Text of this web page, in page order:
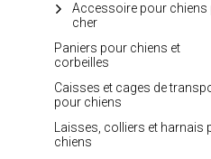
Accessoire pour chiens
cher
Paniers pour chiens et
corbeilles
Caisses et cages de
pour chiens
Laisses, colliers et harnais
chiens